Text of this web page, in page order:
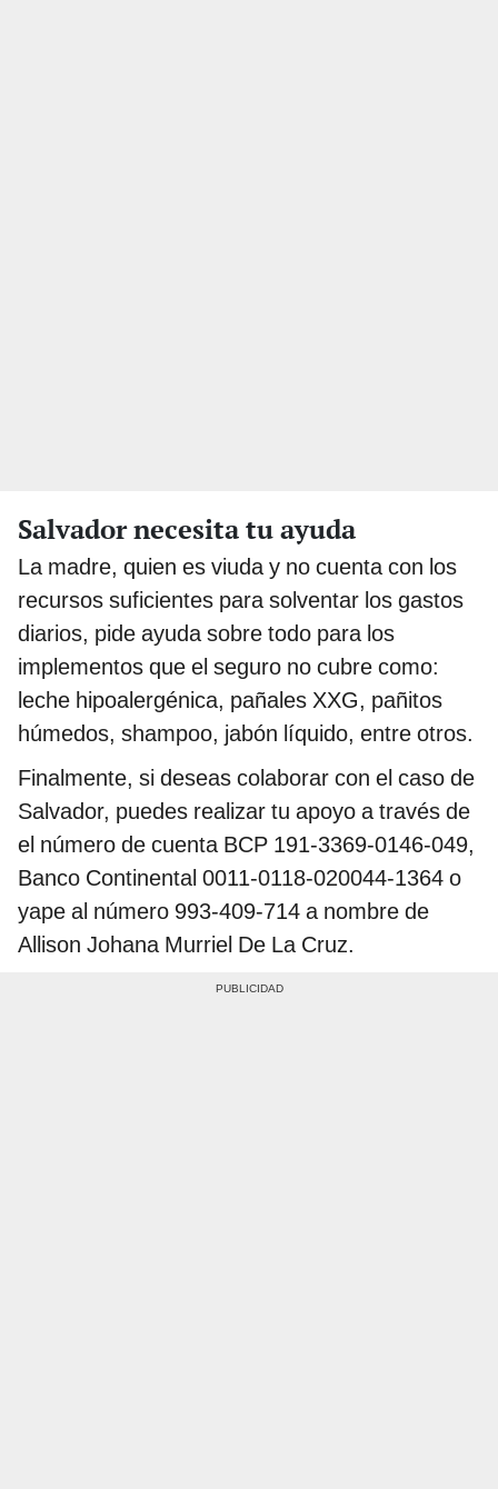
Salvador necesita tu ayuda
La madre, quien es viuda y no cuenta con los
recursos suficientes para solventar los gastos
diarios, pide ayuda sobre todo para los
implementos que el seguro no cubre como:
leche hipoalergénica, pañales XXG, pañitos
húmedos, shampoo, jabón líquido, entre otros.
Finalmente, si deseas colaborar con el caso de
Salvador, puedes realizar tu apoyo a través de
el número de cuenta BCP 191-3369-0146-049,
Banco Continental 0011-0118-020044-1364 o
yape al número 993-409-714 a nombre de
Allison Johana Murriel De La Cruz.